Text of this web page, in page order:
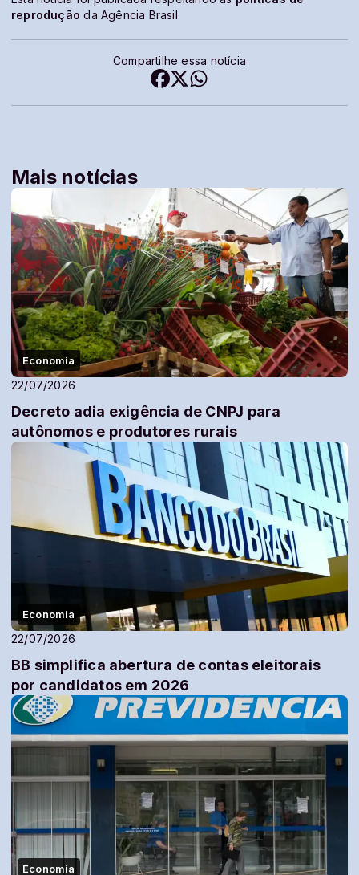
reprodução da Agência Brasil.
Compartilhe essa notícia
Mais notícias
Economia
22/07/2026
Decreto adia exigência de CNPJ para
autônomos e produtores rurais
Economia
22/07/2026
BB simplifica abertura de contas eleitorais
por candidatos em 2026
Economia